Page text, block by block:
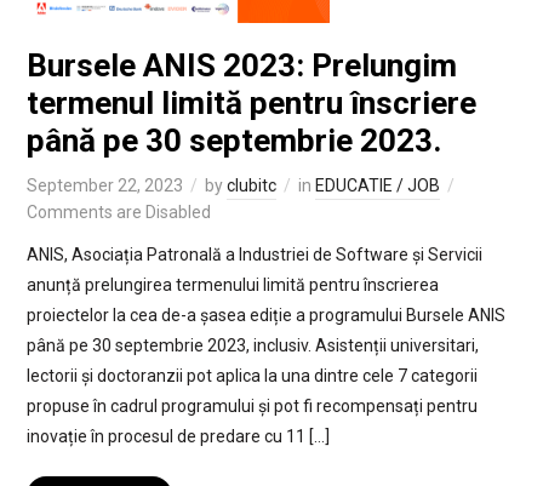
Bursele ANIS 2023: Prelungim
termenul limită pentru înscriere
până pe 30 septembrie 2023.
September 22, 2023 byclubitc in EDUCATIE / JOB
Comments are Disabled
ANIS, Asociația Patronală a Industriei de Software și Servicii
anunță prelungirea termenului limită pentru înscrierea
proiectelor la cea de-a șasea ediție a programului Bursele ANIS
până pe 30 septembrie 2023, inclusiv. Asistenții universitari,
lectorii și doctoranzii pot aplica la una dintre cele 7 categorii
propuse în cadrul programului și pot fi recompensați pentru
inovație în procesul de predare cu 11 […]